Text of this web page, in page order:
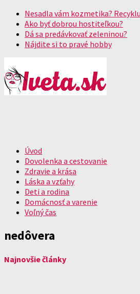
Nesadla vám kozmetika?
Ako byť dobrou hostiteľkou?
Dá sa predávkovať zeleninou?
Nájdite si to pravé hobby
Úvod
Dovolenka a cestovanie
Zdravie a krása
Láska a vzťahy
Deti a rodina
Domácnosť a varenie
Voľný čas
nedôvera
Najnovšie články